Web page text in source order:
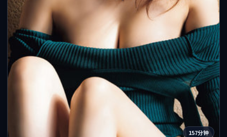
157分钟